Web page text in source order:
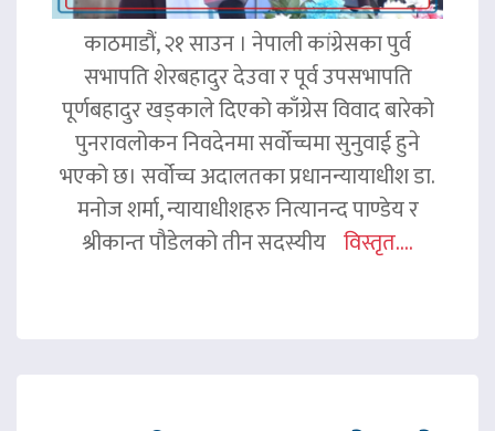
काठमाडौं, २१ साउन । नेपाली कांग्रेसका पुर्व
सभापति शेरबहादुर देउवा र पूर्व उपसभापति
पूर्णबहादुर खड्काले दिएको काँग्रेस विवाद बारेको
पुनरावलोकन निवदेनमा सर्वोच्चमा सुनुवाई हुने
भएको छ। सर्वोच्च अदालतका प्रधानन्यायाधीश डा.
मनोज शर्मा, न्यायाधीशहरु नित्यानन्द पाण्डेय र
श्रीकान्त पौडेलको तीन सदस्यीय विस्तृत....